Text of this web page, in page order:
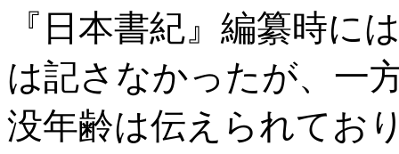
『日本書紀』編纂時に
は記さなかったが、一
没年齢は伝えられてお